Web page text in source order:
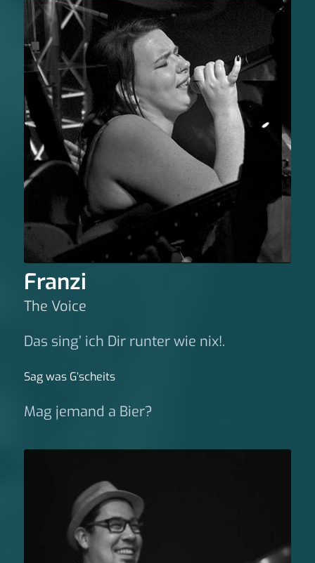
Franzi
The Voice
Das sing’ ich Dir runter wie nix!.
Sag was G‘scheits
Mag jemand a Bier?